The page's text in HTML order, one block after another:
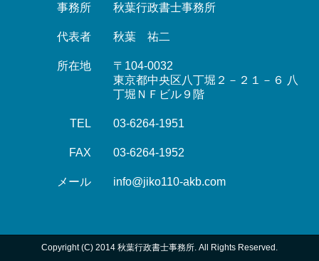
事務所 秋葉行政書士事務所
代表者 秋葉 祐二
所在地
〒104-0032
東京都中央区八丁堀２－２１－６ 八
丁堀ＮＦビル９階
TEL 03-6264-1951
FAX 03-6264-1952
メール info@jiko110-akb.com
Copyright (C) 2014 秋葉行政書士事務所. All Rights Reserved.